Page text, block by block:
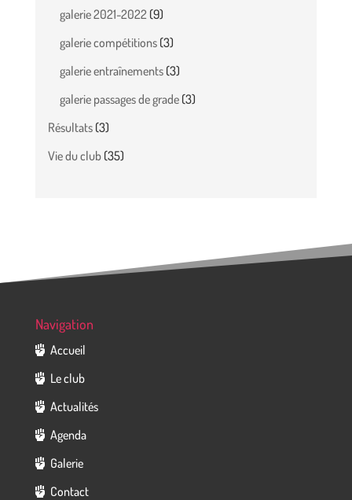
galerie 2021-2022(9)
galerie compétitions(3)
galerie entraînements(3)
galerie passages de grade(3)
Résultats(3)
Vie du club(35)
Navigation
Accueil
Le club
Actualités
Agenda
Galerie
Contact